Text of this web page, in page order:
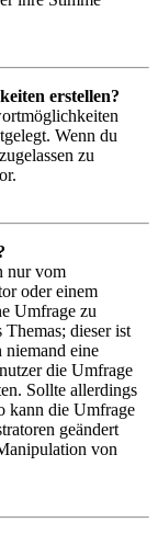
erstellen?
Wenn du
zu
nur vom
oder einem
Umfrage zu
Themas; dieser ist
eine
die Umfrage
Sollte allerdings
kann die Umfrage
geändert
von